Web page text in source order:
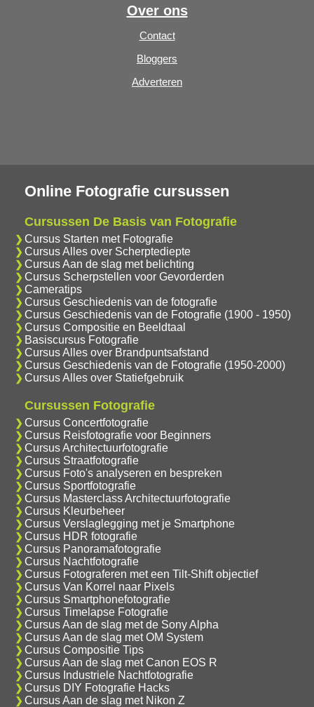
Over ons
Contact
Bloggers
Adverteren
Online Fotografie cursussen
Cursussen De Basis van Fotografie
Cursus Starten met Fotografie
Cursus Alles over Scherptediepte
Cursus Aan de slag met belichting
Cursus Scherpstellen voor Gevorderden
Cameratips
Cursus Geschiedenis van de fotografie
Cursus Geschiedenis van de Fotografie (1900 - 1950)
Cursus Compositie en Beeldtaal
Basiscursus Fotografie
Cursus Alles over Brandpuntsafstand
Cursus Geschiedenis van de Fotografie (1950-2000)
Cursus Alles over Statiefgebruik
Cursussen Fotografie
Cursus Concertfotografie
Cursus Reisfotografie voor Beginners
Cursus Architectuurfotografie
Cursus Straatfotografie
Cursus Foto's analyseren en bespreken
Cursus Sportfotografie
Cursus Masterclass Architectuurfotografie
Cursus Kleurbeheer
Cursus Verslaglegging met je Smartphone
Cursus HDR fotografie
Cursus Panoramafotografie
Cursus Nachtfotografie
Cursus Fotograferen met een Tilt-Shift objectief
Cursus Van Korrel naar Pixels
Cursus Smartphonefotografie
Cursus Timelapse Fotografie
Cursus Aan de slag met de Sony Alpha
Cursus Aan de slag met OM System
Cursus Compositie Tips
Cursus Aan de slag met Canon EOS R
Cursus Industriele Nachtfotografie
Cursus DIY Fotografie Hacks
Cursus Aan de slag met Nikon Z